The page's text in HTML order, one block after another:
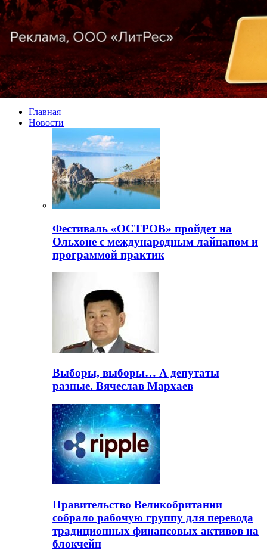
Главная
Новости
Фестиваль «ОСТРОВ» пройдет на
Ольхоне с международным лайнапом и
программой практик
Выборы, выборы… А депутаты
разные. Вячеслав Мархаев
Правительство Великобритании
собрало рабочую группу для перевода
традиционных финансовых активов на
блокчейн